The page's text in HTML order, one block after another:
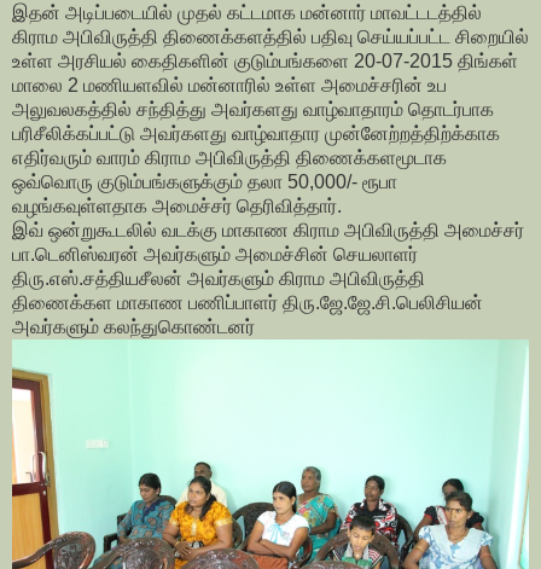
இதன் அடிப்படையில் முதல் கட்டமாக மன்னார் மாவட்டடத்தில்
கிராம அபிவிருத்தி திணைக்களத்தில் பதிவு செய்யப்பட்ட சிறையில்
உள்ள அரசியல் கைதிகளின் குடும்பங்களை 20-07-2015 திங்கள்
மாலை 2 மணியளவில் மன்னாரில் உள்ள அமைச்சரின் உப
அலுவலகத்தில் சந்தித்து அவர்களது வாழ்வாதாரம் தொடர்பாக
பரிசீலிக்கப்பட்டு அவர்களது வாழ்வாதார முன்னேற்றத்திற்க்காக
எதிர்வரும் வாரம் கிராம அபிவிருத்தி திணைக்களமூடாக
ஒவ்வொரு குடும்பங்களுக்கும் தலா 50,000/- ரூபா
வழங்கவுள்ளதாக அமைச்சர் தெரிவித்தார்.
இவ் ஒன்றுகூடலில் வடக்கு மாகாண கிராம அபிவிருத்தி அமைச்சர்
பா.டெனிஸ்வரன் அவர்களும் அமைச்சின் செயலாளர்
திரு.எஸ்.சத்தியசீலன் அவர்களும் கிராம அபிவிருத்தி
திணைக்கள மாகாண பணிப்பாளர் திரு.ஜே.ஜே.சி.பெலிசியன்
அவர்களும் கலந்துகொண்டனர்